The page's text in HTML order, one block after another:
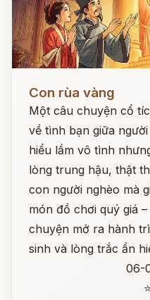
Con rùa vàng
Một câu chuyện cổ
về tình bạn giữa
hiểu lầm vô tình
lòng trung hậu, thật
con người nghèo mà
món đồ chơi quý giá
chuyện mở ra hành
sinh và lòng trắc ẩn
06-